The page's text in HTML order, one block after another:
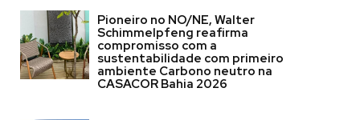
Pioneiro no NO/NE, Walter
Schimmelpfeng reafirma
compromisso com a
sustentabilidade com primeiro
ambiente Carbono neutro na
CASACOR Bahia 2026